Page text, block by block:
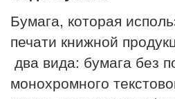
Бумага, которая
печати книжной
два вида: бумага без
монохромного